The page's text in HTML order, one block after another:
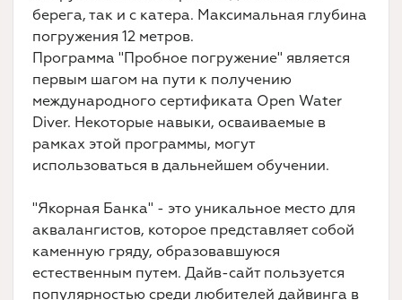
берега, так и с катера. Максимальная глубина
погружения 12 метров.
Программа "Пробное погружение" является
первым шагом на пути к получению
международного сертификата Open Water
Diver. Некоторые навыки, осваиваемые в
рамках этой программы, могут
использоваться в дальнейшем обучении.
"Якорная Банка" - это уникальное место для
аквалангистов, которое представляет собой
каменную гряду, образовавшуюся
естественным путем. Дайв-сайт пользуется
популярностью среди любителей дайвинга в